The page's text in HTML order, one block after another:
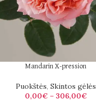
Mandarin X-pression
Puokštės, Skintos gėlės
0,00€ – 306,00€